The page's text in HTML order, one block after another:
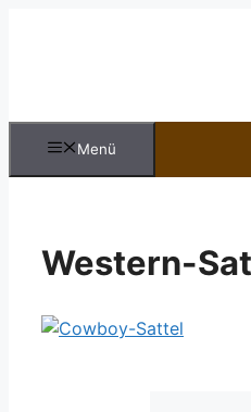
Menü
Western-